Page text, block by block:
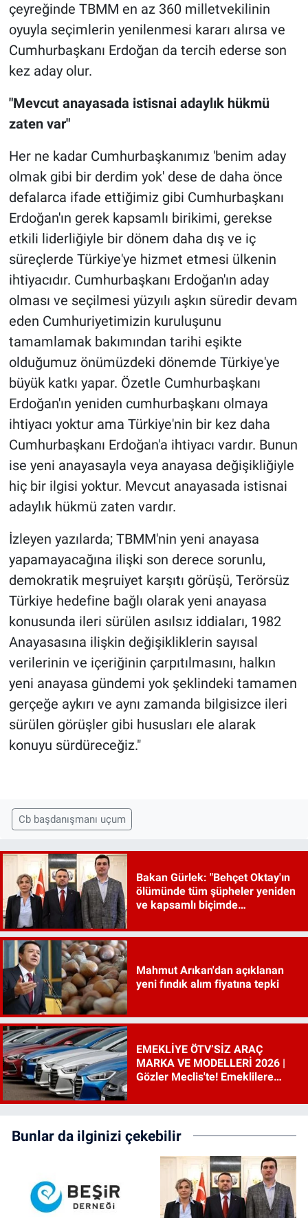
çeyreğinde TBMM en az 360 milletvekilinin
oyuyla seçimlerin yenilenmesi kararı alırsa ve
Cumhurbaşkanı Erdoğan da tercih ederse son
kez aday olur.
"Mevcut anayasada istisnai adaylık hükmü
zaten var"
Her ne kadar Cumhurbaşkanımız 'benim aday
olmak gibi bir derdim yok' dese de daha önce
defalarca ifade ettiğimiz gibi Cumhurbaşkanı
Erdoğan'ın gerek kapsamlı birikimi, gerekse
etkili liderliğiyle bir dönem daha dış ve iç
süreçlerde Türkiye'ye hizmet etmesi ülkenin
ihtiyacıdır. Cumhurbaşkanı Erdoğan'ın aday
olması ve seçilmesi yüzyılı aşkın süredir devam
eden Cumhuriyetimizin kuruluşunu
tamamlamak bakımından tarihi eşikte
olduğumuz önümüzdeki dönemde Türkiye'ye
büyük katkı yapar. Özetle Cumhurbaşkanı
Erdoğan'ın yeniden cumhurbaşkanı olmaya
ihtiyacı yoktur ama Türkiye'nin bir kez daha
Cumhurbaşkanı Erdoğan'a ihtiyacı vardır. Bunun
ise yeni anayasayla veya anayasa değişikliğiyle
hiç bir ilgisi yoktur. Mevcut anayasada istisnai
adaylık hükmü zaten vardır.
İzleyen yazılarda; TBMM'nin yeni anayasa
yapamayacağına ilişki son derece sorunlu,
demokratik meşruiyet karşıtı görüşü, Terörsüz
Türkiye hedefine bağlı olarak yeni anayasa
konusunda ileri sürülen asılsız iddiaları, 1982
Anayasasına ilişkin değişikliklerin sayısal
verilerinin ve içeriğinin çarpıtılmasını, halkın
yeni anayasa gündemi yok şeklindeki tamamen
gerçeğe aykırı ve aynı zamanda bilgisizce ileri
sürülen görüşler gibi hususları ele alarak
konuyu sürdüreceğiz."
Cb başdanışmanı uçum
Bakan Gürlek: "Behçet Oktay'ın
ölümünde tüm şüpheler yeniden
ve kapsamlı biçimde
Mahmut Arıkan'dan açıklanan
yeni fındık alım fiyatına tepki
EMEKLİYE ÖTV’SİZ ARAÇ
MARKA VE MODELLERİ 2026 |
Gözler Meclis'te! Emeklilere
ne?
Bunlar da ilginizi çekebilir